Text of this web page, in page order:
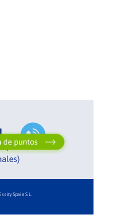
Spain S.L.